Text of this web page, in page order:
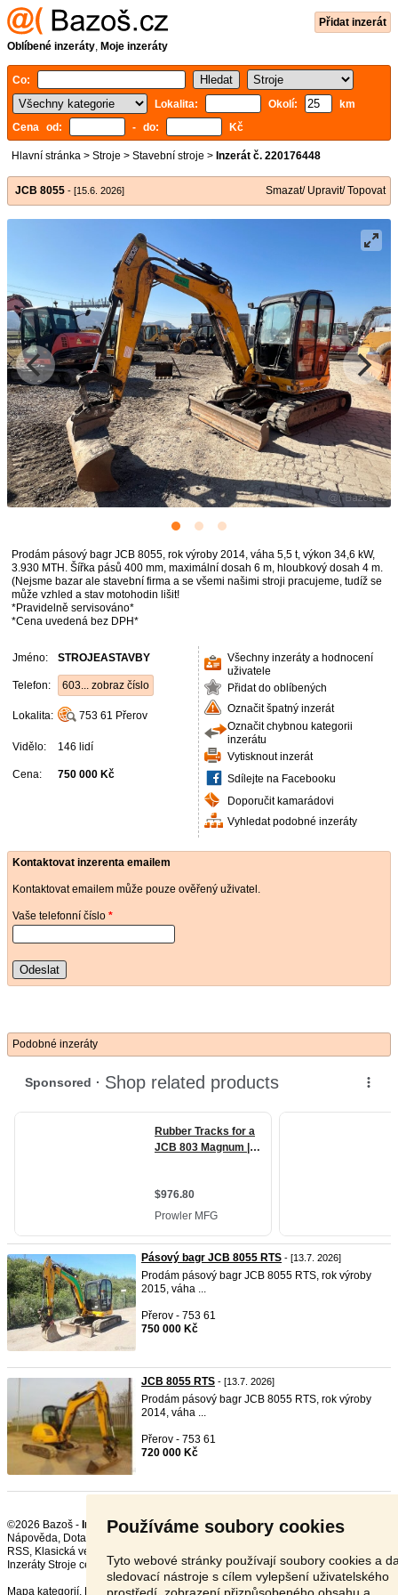
Používáme soubory cookies
Tyto webové stránky používají soubory cookies a
sledovací nástroje s cílem vylepšení uživatelského
prostředí, zobrazení přizpůsobeného obsahu a
Přidat inzerát
Oblíbené inzeráty, Moje inzeráty
Co:
Lokalita:
Okolí:
km
Cena od:
- do: Kč
Hlavní stránka > Stroje > Stavební stroje > Inzerát č. 220176448
JCB 8055 - [15.6. 2026] Smazat/ Upravit/ Topovat
Prodám pásový bagr JCB 8055, rok výroby 2014, váha 5,5 t, výkon 34,6 kW,
3.930 MTH. Šířka pásů 400 mm, maximální dosah 6 m, hloubkový dosah 4 m.
(Nejsme bazar ale stavební firma a se všemi našimi stroji pracujeme, tudíž se
může vzhled a stav motohodin lišit!
*Pravidelně servisováno*
*Cena uvedená bez DPH*
Jméno: STROJEASTAVBY
Telefon: 603... zobraz číslo
Lokalita: 753 61 Přerov
Vidělo: 146 lidí
Cena: 750 000 Kč
Všechny inzeráty a hodnocení
uživatele
Přidat do oblíbených
Označit špatný inzerát
Označit chybnou kategorii
inzerátu
Vytisknout inzerát
Sdílejte na Facebooku
Doporučit kamarádovi
Vyhledat podobné inzeráty
Kontaktovat inzerenta emailem
Kontaktovat emailem může pouze ověřený uživatel.
Vaše telefonní číslo *
Odeslat
Podobné inzeráty
Pásový bagr JCB 8055 RTS - [13.7. 2026]
Prodám pásový bagr JCB 8055 RTS, rok výroby
2015, váha ...
Přerov - 753 61
750 000 Kč
JCB 8055 RTS - [13.7. 2026]
Prodám pásový bagr JCB 8055 RTS, rok výroby
2014, váha ...
Přerov - 753 61
720 000 Kč
©2026 Bazoš - Inzerce, Bazar Stavební stroje
Nápověda, Dotazy Podmínky
RSS,
Inzeráty Stroje celkem:70997, za 24 hodin:3393
Mapa kategorií, Nejvyhledávanější výrazy